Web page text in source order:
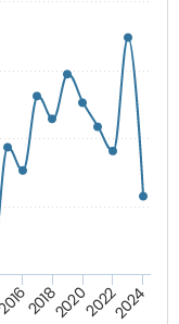
2018202020222024